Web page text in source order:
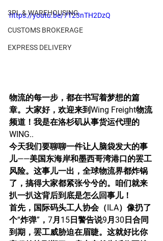
3PL & WAREHOUSING
CUSTOMS BROKERAGE
EXPRESS DELIVERY
https://youtu.be/7T23nTH2DzQ
物流的每一步，都在书写着梦想的篇
章。大家好，欢迎来到Wing Freight物流
频道！我是在洛杉矶从事货运代理的
WING..
今天我们要聊聊一件让人脑袋发大的事
儿——美国东海岸和墨西哥湾港口的罢工
风险。这事儿一出，全球物流界都炸锅
了，搞得大家都紧张兮兮的。咱们就来
扒一扒这背后到底是怎么回事儿！
首先，国际码头工人协会（ILA）像扔了
个“炸弹”，7月15日警告说9月30日合同
到期，罢工威胁迫在眉睫。这就好比你